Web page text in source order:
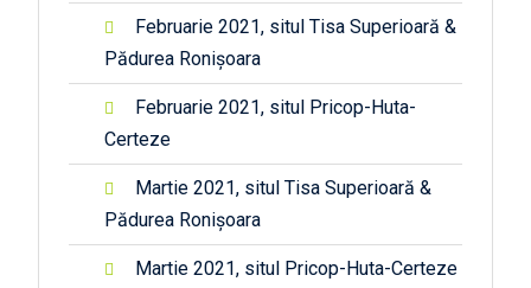
Februarie 2021, situl Tisa Superioară &
Pădurea Ronișoara
Februarie 2021, situl Pricop-Huta-
Certeze
Martie 2021, situl Tisa Superioară &
Pădurea Ronișoara
Martie 2021, situl Pricop-Huta-Certeze